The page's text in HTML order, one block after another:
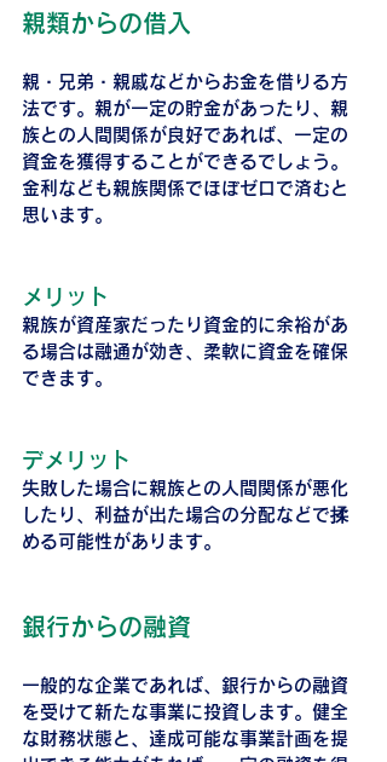
親類からの借入
親・兄弟・親戚などからお金を借りる方
法です。親が一定の貯金があったり、親
族との人間関係が良好であれば、一定の
資金を獲得することができるでしょう。
金利なども親族関係でほぼゼロで済むと
思います。
メリット
親族が資産家だったり資金的に余裕があ
る場合は融通が効き、柔軟に資金を確保
できます。
デメリット
失敗した場合に親族との人間関係が悪化
したり、利益が出た場合の分配などで揉
める可能性があります。
銀行からの融資
一般的な企業であれば、銀行からの融資
を受けて新たな事業に投資します。健全
な財務状態と、達成可能な事業計画を提